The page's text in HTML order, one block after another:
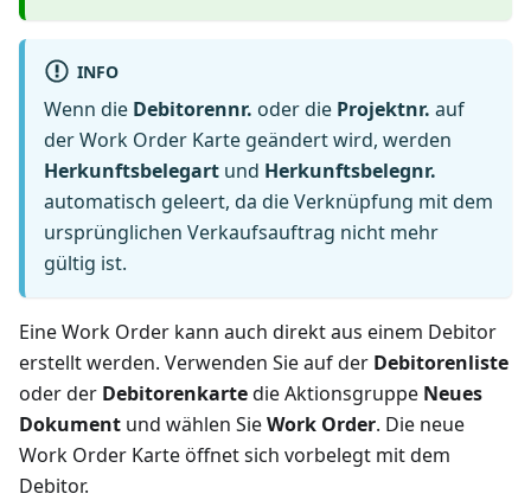
INFO
Wenn die Debitorennr. oder die Projektnr. auf
der Work Order Karte geändert wird, werden
Herkunftsbelegart und Herkunftsbelegnr.
automatisch geleert, da die Verknüpfung mit dem
ursprünglichen Verkaufsauftrag nicht mehr
gültig ist.
Eine Work Order kann auch direkt aus einem Debitor
erstellt werden. Verwenden Sie auf der Debitorenliste
oder der Debitorenkartedie Aktionsgruppe Neues
Dokument und wählen SieWork Order. Die neue
Work Order Karte öffnet sich vorbelegt mit dem
Debitor.